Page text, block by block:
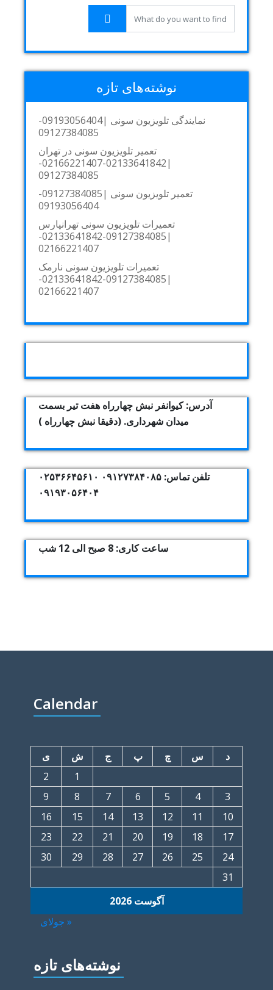
نوشته‌های تازه
نمایندگی تلویزیون سونی |09193056404-
09127384085
تعمیر تلویزیون سونی در تهران
|02133641842-02166221407-
09127384085
تعمیر تلویزیون سونی |09127384085-
09193056404
تعمیرات تلویزیون سونی تهرانپارس
|09127384085-02133641842-
02166221407
تعمیرات تلویزیون سونی نارمک
|09127384085-02133641842-
02166221407
آدرس: کیوانفر نبش چهارراه هفت تیر بسمت
میدان شهرداری. (دقیقا نبش چهارراه )
تلفن تماس: ۰۹۱۲۷۳۸۴۰۸۵ ۰۲۵۳۶۶۴۵۶۱۰
۰۹۱۹۳۰۵۶۴۰۴
ساعت کاری: 8 صبح الی 12 شب
Calendar
آگوست 2026
د س چ پ ج ش
ی
1
2
3
4
5
6
7
8
9
10
11
12
13
14
15
16
17
18
19
20
21
22
23
24
25
26
27
28
29
30
31
« جولای
نوشته‌های تازه